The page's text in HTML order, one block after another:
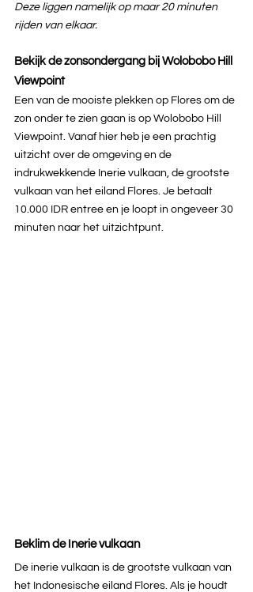
Deze liggen namelijk op maar 20 minuten
rijden van elkaar.
Bekijk de zonsondergang bij Wolobobo Hill
Viewpoint
Een van de mooiste plekken op Flores om de
zon onder te zien gaan is op Wolobobo Hill
Viewpoint. Vanaf hier heb je een prachtig
uitzicht over de omgeving en de
indrukwekkende Inerie vulkaan, de grootste
vulkaan van het eiland Flores. Je betaalt
10.000 IDR entree en je loopt in ongeveer 30
minuten naar het uitzichtpunt.
Beklim de Inerie vulkaan
De inerie vulkaan is de grootste vulkaan van
het Indonesische eiland Flores. Als je houdt